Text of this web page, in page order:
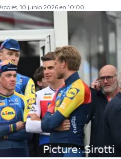
10 junio 2026 en 10:00